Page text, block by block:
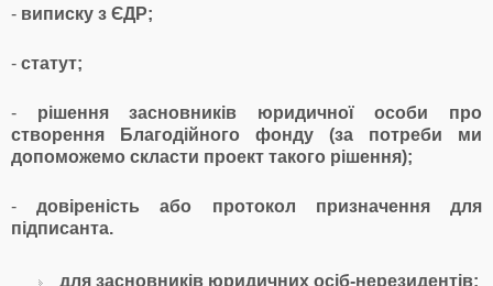
- виписку з ЄДР;
- статут;
- рішення засновників юридичної особи про
створення Благодійного фонду (за потреби ми
допоможемо скласти проект такого рішення);
-довіреність або протокол призначення для
підписанта.
для засновників юридичних осіб-нерезидентів: